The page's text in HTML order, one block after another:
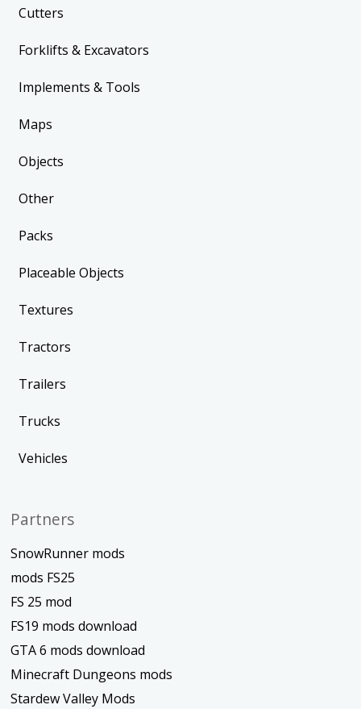
Cutters
Forklifts & Excavators
Implements & Tools
Maps
Objects
Other
Packs
Placeable Objects
Textures
Tractors
Trailers
Trucks
Vehicles
Partners
SnowRunner mods
mods FS25
FS 25 mod
FS19 mods download
GTA 6 mods download
Minecraft Dungeons mods
Stardew Valley Mods